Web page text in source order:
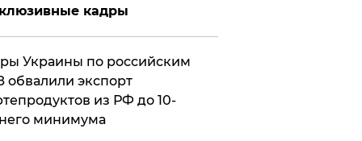
кадры
Украины по российским
обвалили экспорт
из РФ до 10-
минимума